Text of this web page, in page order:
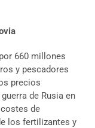
660 millones
y pescadores
precios
de Rusia en
de
los fertilizantes y